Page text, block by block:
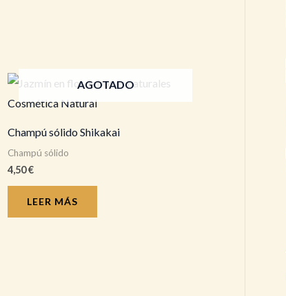
AGOTADO
Champú sólido Shikakai
Champú sólido
4,50€
LEER MÁS